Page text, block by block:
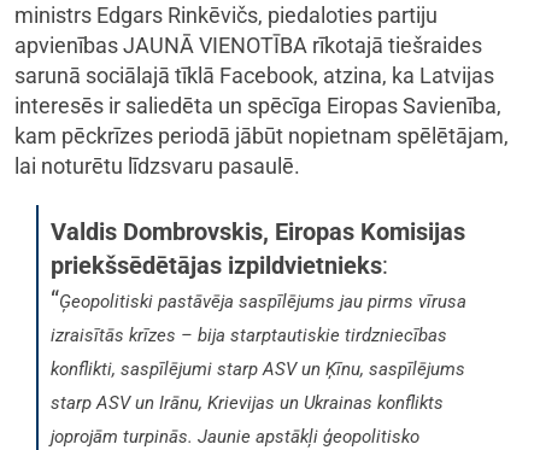
ministrs Edgars Rinkēvičs, piedaloties partiju
apvienības JAUNĀ VIENOTĪBA rīkotajā tiešraides
sarunā sociālajā tīklā Facebook, atzina, ka Latvijas
interesēs ir saliedēta un spēcīga Eiropas Savienība,
kam pēckrīzes periodā jābūt nopietnam spēlētājam,
lai noturētu līdzsvaru pasaulē.
Valdis Dombrovskis, Eiropas Komisijas
priekšsēdētājas izpildvietnieks:
“Ģeopolitiski pastāvēja saspīlējums jau pirms vīrusa
izraisītās krīzes – bija starptautiskie tirdzniecības
konflikti, saspīlējumi starp ASV un Ķīnu, saspīlējums
starp ASV un Irānu, Krievijas un Ukrainas konflikts
joprojām turpinās. Jaunie apstākļi ģeopolitisko